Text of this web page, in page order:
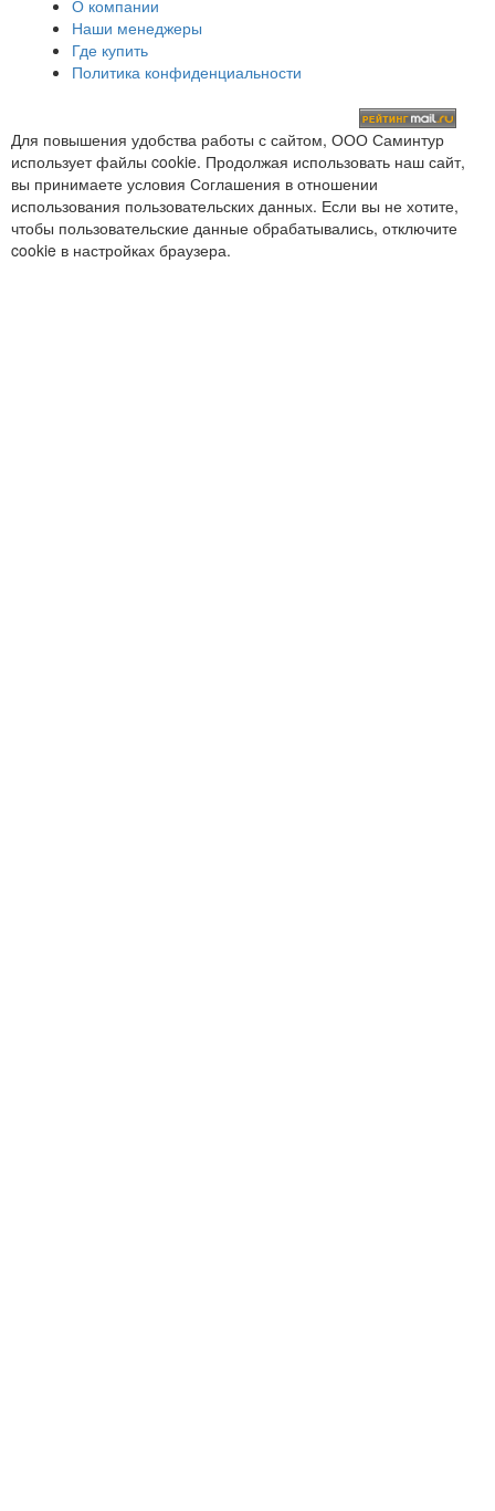
О компании
Наши менеджеры
Где купить
Политика конфиденциальности
Для повышения удобства работы с сайтом, ООО Саминтур
использует файлы cookie. Продолжая использовать наш сайт,
вы принимаете условия Соглашения в отношении
использования пользовательских данных. Если вы не хотите,
чтобы пользовательские данные обрабатывались, отключите
cookie в настройках браузера.